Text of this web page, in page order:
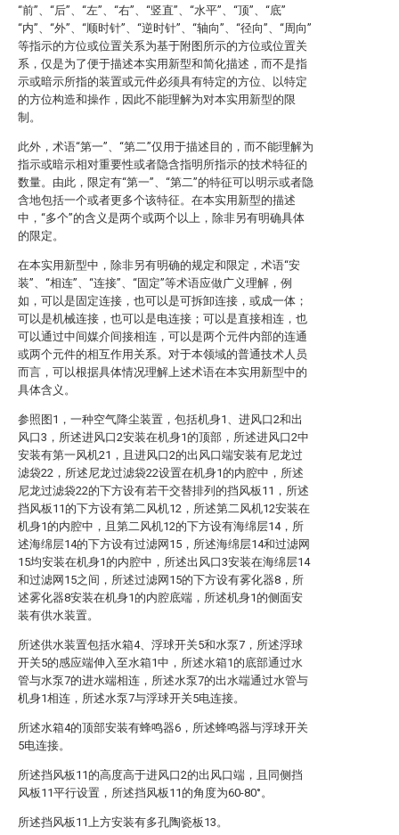
“前”、“后”、“左”、“右”、“竖直”、“水平”、“顶”、“底”
“内”、“外”、“顺时针”、“逆时针”、“轴向”、“径向”、“周向”
等指示的方位或位置关系为基于附图所示的方位或位置关
系，仅是为了便于描述本实用新型和简化描述，而不是指
示或暗示所指的装置或元件必须具有特定的方位、以特定
的方位构造和操作，因此不能理解为对本实用新型的限
制。
此外，术语“第一”、“第二”仅用于描述目的，而不能理解为
指示或暗示相对重要性或者隐含指明所指示的技术特征的
数量。由此，限定有“第一”、“第二”的特征可以明示或者隐
含地包括一个或者更多个该特征。在本实用新型的描述
中，“多个”的含义是两个或两个以上，除非另有明确具体
的限定。
在本实用新型中，除非另有明确的规定和限定，术语“安
装”、“相连”、“连接”、“固定”等术语应做广义理解，例
如，可以是固定连接，也可以是可拆卸连接，或成一体；
可以是机械连接，也可以是电连接；可以是直接相连，也
可以通过中间媒介间接相连，可以是两个元件内部的连通
或两个元件的相互作用关系。对于本领域的普通技术人员
而言，可以根据具体情况理解上述术语在本实用新型中的
具体含义。
参照图1，一种空气降尘装置，包括机身1、进风口2和出
风口3，所述进风口2安装在机身1的顶部，所述进风口2中
安装有第一风机21，且进风口2的出风口端安装有尼龙过
滤袋22，所述尼龙过滤袋22设置在机身1的内腔中，所述
尼龙过滤袋22的下方设有若干交替排列的挡风板11，所述
挡风板11的下方设有第二风机12，所述第二风机12安装在
机身1的内腔中，且第二风机12的下方设有海绵层14，所
述海绵层14的下方设有过滤网15，所述海绵层14和过滤网
15均安装在机身1的内腔中，所述出风口3安装在海绵层14
和过滤网15之间，所述过滤网15的下方设有雾化器8，所
述雾化器8安装在机身1的内腔底端，所述机身1的侧面安
装有供水装置。
所述供水装置包括水箱4、浮球开关5和水泵7，所述浮球
开关5的感应端伸入至水箱1中，所述水箱1的底部通过水
管与水泵7的进水端相连，所述水泵7的出水端通过水管与
机身1相连，所述水泵7与浮球开关5电连接。
所述水箱4的顶部安装有蜂鸣器6，所述蜂鸣器与浮球开关
5电连接。
所述挡风板11的高度高于进风口2的出风口端，且同侧挡
风板11平行设置，所述挡风板11的角度为60-80°。
所述挡风板11上方安装有多孔陶瓷板13。